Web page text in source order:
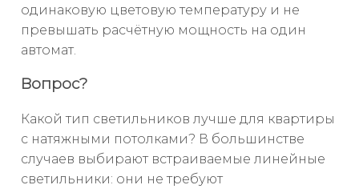
одинаковую цветовую температуру и не
превышать расчётную мощность на один
автомат.
Вопрос?
Какой тип светильников лучше для квартиры
с натяжными потолками? В большинстве
случаев выбирают встраиваемые линейные
светильники: они не требуют